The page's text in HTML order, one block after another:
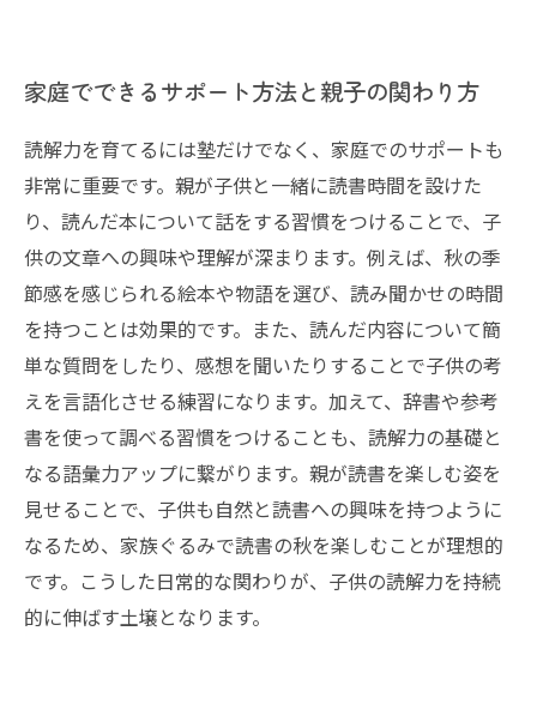
家庭でできるサポート方法と親子の関わり方
読解力を育てるには塾だけでなく、家庭でのサポートも
非常に重要です。親が子供と一緒に読書時間を設けた
り、読んだ本について話をする習慣をつけることで、子
供の文章への興味や理解が深まります。例えば、秋の季
節感を感じられる絵本や物語を選び、読み聞かせの時間
を持つことは効果的です。また、読んだ内容について簡
単な質問をしたり、感想を聞いたりすることで子供の考
えを言語化させる練習になります。加えて、辞書や参考
書を使って調べる習慣をつけることも、読解力の基礎と
なる語彙力アップに繋がります。親が読書を楽しむ姿を
見せることで、子供も自然と読書への興味を持つように
なるため、家族ぐるみで読書の秋を楽しむことが理想的
です。こうした日常的な関わりが、子供の読解力を持続
的に伸ばす土壌となります。